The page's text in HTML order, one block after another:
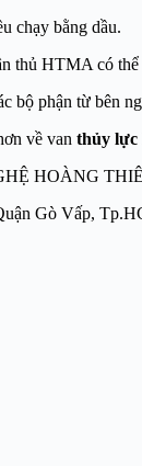
chạy bằng dầu.
thủ HTMA có
bộ phận từ bên
về van thủy lực
HOÀNG
Gò Vấp,